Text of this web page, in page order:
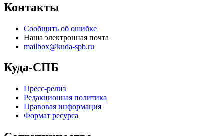
Контакты
Сообщить об ошибке
Наша электронная почта
mailbox@kuda-spb.ru
Куда-СПБ
Пресс-релиз
Редакционная политика
Правовая информация
Формат ресурса